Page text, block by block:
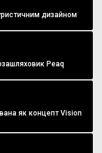
дизайном
Peaq
як концепт Vision